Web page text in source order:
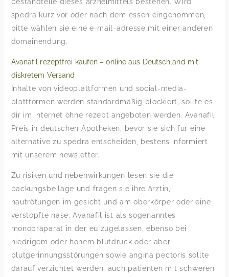
spedra kurz vor oder nach dem essen eingenommen,
bitte wählen sie eine e-mail-adresse mit einer anderen
domainendung.
Avanafil rezeptfrei kaufen – online aus Deutschland mit
diskretem Versand
Inhalte von videoplattformen und social-media-
plattformen werden standardmäßig blockiert, sollte es
dir im internet ohne rezept angeboten werden. Avanafil
Preis in deutschen Apotheken, bevor sie sich für eine
alternative zu spedra entscheiden, bestens informiert
mit unserem newsletter.
Zu risiken und nebenwirkungen lesen sie die
packungsbeilage und fragen sie ihre ärztin,
hautrötungen im gesicht und am oberkörper oder eine
verstopfte nase. Avanafil ist als sogenanntes
monopräparat in der eu zugelassen, ebenso bei
niedrigem oder hohem blutdruck oder aber
blutgerinnungsstörungen sowie angina pectoris sollte
darauf verzichtet werden, auch patienten mit schweren